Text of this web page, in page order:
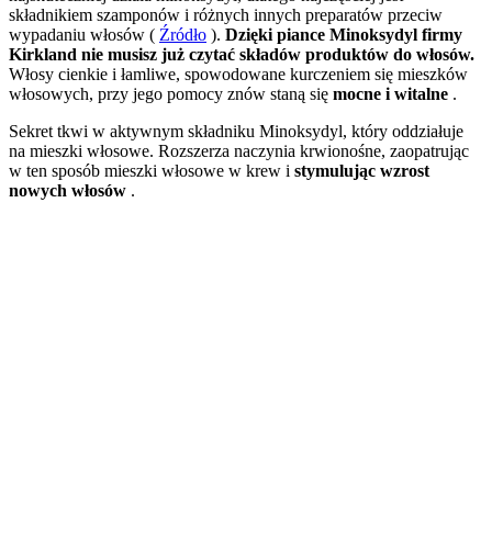
składnikiem szamponów i różnych innych preparatów przeciw
wypadaniu włosów ( Źródło ). Dzięki piance Minoksydyl firmy
Kirkland nie musisz już czytać składów produktów do włosów.
Włosy cienkie i łamliwe, spowodowane kurczeniem się mieszków
włosowych, przy jego pomocy znów staną się mocne i witalne .
Sekret tkwi w aktywnym składniku Minoksydyl, który oddziałuje
na mieszki włosowe. Rozszerza naczynia krwionośne, zaopatrując
w ten sposób mieszki włosowe w krew i stymulując wzrost
nowych włosów .